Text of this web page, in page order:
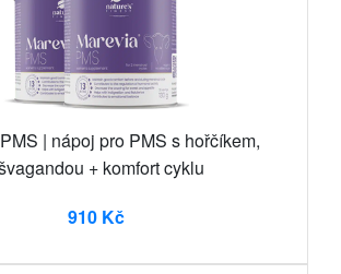
| nápoj pro PMS s hořčíkem,
+ komfort cyklu
910 Kč